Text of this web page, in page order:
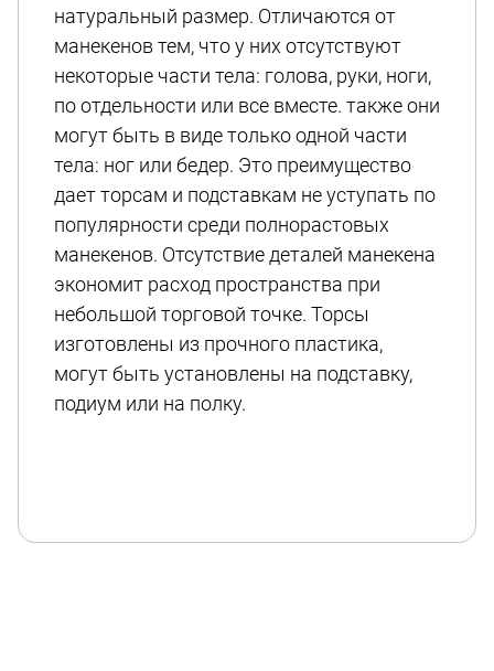
натуральный размер. Отличаются от
манекенов тем, что у них отсутствуют
некоторые части тела: голова, руки, ноги,
по отдельности или все вместе. также они
могут быть в виде только одной части
тела: ног или бедер. Это преимущество
дает торсам и подставкам не уступать по
популярности среди полнорастовых
манекенов. Отсутствие деталей манекена
экономит расход пространства при
небольшой торговой точке. Торсы
изготовлены из прочного пластика,
могут быть установлены на подставку,
подиум или на полку.